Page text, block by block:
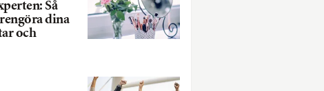
Så
dina
och